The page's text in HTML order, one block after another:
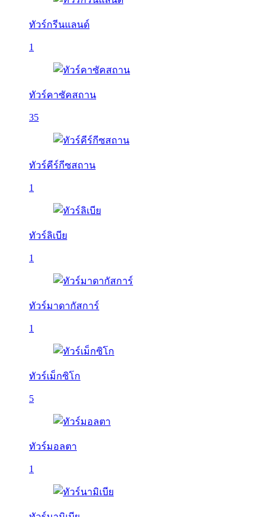
ทัวร์กรีนแลนด์
1
ทัวร์คาซัคสถาน
35
ทัวร์คีร์กีซสถาน
1
ทัวร์ลิเบีย
1
ทัวร์มาดากัสการ์
1
ทัวร์เม็กซิโก
5
ทัวร์มอลตา
1